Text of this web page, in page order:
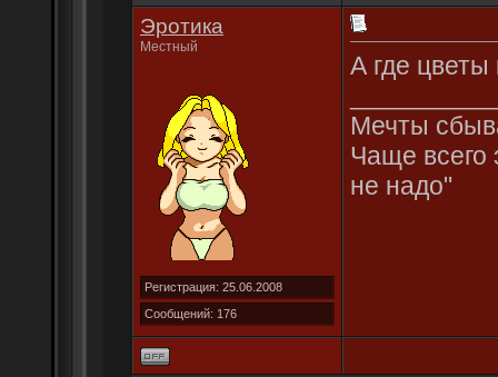
Эротика
Местный
Регистрация: 25.06.2008
Сообщений: 176
А где цветы
Мечты
Чаще всего
не надо"